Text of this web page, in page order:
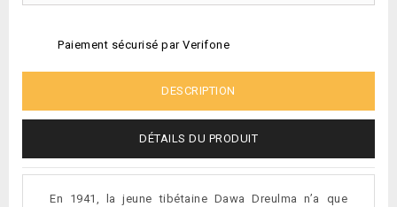
Paiement sécurisé par Verifone
DESCRIPTION
DÉTAILS DU PRODUIT
En 1941, la jeune tibétaine Dawa Dreulma n’a que